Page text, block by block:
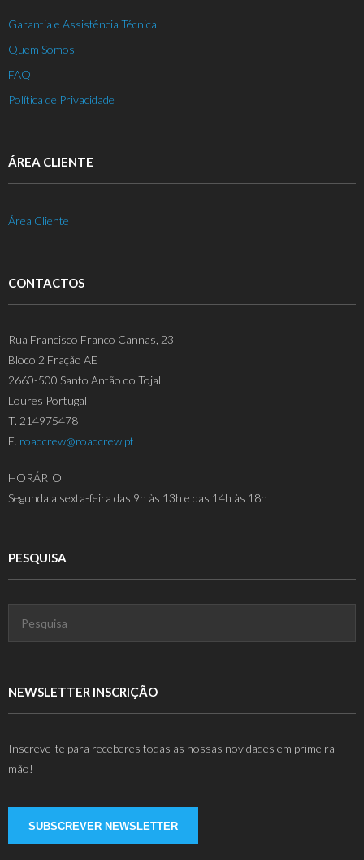
Garantia e Assistência Técnica
Quem Somos
FAQ
Política de Privacidade
ÁREA CLIENTE
Área Cliente
CONTACTOS
Rua Francisco Franco Cannas, 23
Bloco 2 Fração AE
2660-500 Santo Antão do Tojal
Loures Portugal
T. 214975478
E. roadcrew@roadcrew.pt
HORÁRIO
Segunda a sexta-feira das 9h às 13h e das 14h às 18h
PESQUISA
NEWSLETTER INSCRIÇÃO
Inscreve-te para receberes todas as nossas novidades em primeira
mão!
SUBSCREVER NEWSLETTER